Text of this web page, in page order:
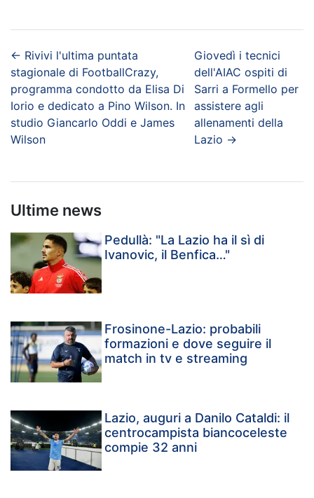
← Rivivi l'ultima puntata
stagionale di FootballCrazy,
programma condotto da Elisa Di
Iorio e dedicato a Pino Wilson. In
studio Giancarlo Oddi e James
Wilson
Giovedì i tecnici
dell'AIAC ospiti di
Sarri a Formello per
assistere agli
allenamenti della
Lazio →
Ultime news
Pedullà: "La Lazio ha il sì di
Ivanovic, il Benfica…"
Frosinone-Lazio: probabili
formazioni e dove seguire il
match in tv e streaming
Lazio, auguri a Danilo Cataldi: il
centrocampista biancoceleste
compie 32 anni